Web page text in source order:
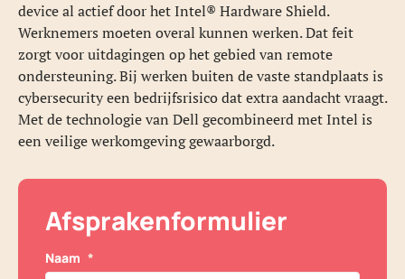
device al actief door het Intel® Hardware Shield.
Werknemers moeten overal kunnen werken. Dat feit
zorgt voor uitdagingen op het gebied van remote
ondersteuning. Bij werken buiten de vaste standplaats is
cybersecurity een bedrijfsrisico dat extra aandacht vraagt.
Met de technologie van Dell gecombineerd met Intel is
een veilige werkomgeving gewaarborgd.
Afsprakenformulier
Naam *